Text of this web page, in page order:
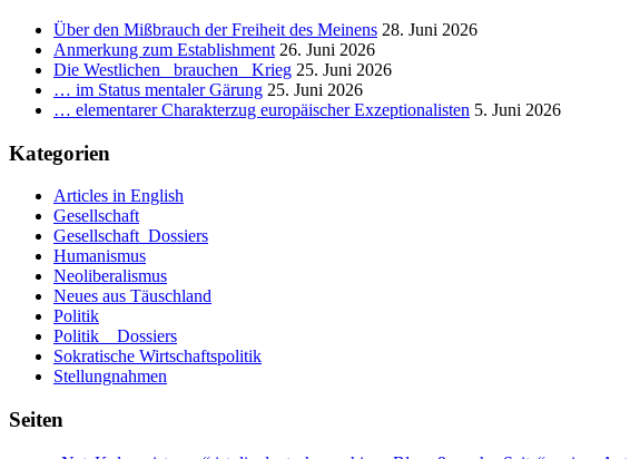
Über den Mißbrauch der Freiheit des Meinens 28. Juni 2026
Anmerkung zum Establishment 26. Juni 2026
Die Westlichen _brauchen_ Krieg 25. Juni 2026
… im Status mentaler Gärung 25. Juni 2026
… elementarer Charakterzug europäischer Exzeptionalisten 5. Juni 2026
Kategorien
Articles in English
Gesellschaft
Gesellschaft_Dossiers
Humanismus
Neoliberalismus
Neues aus Täuschland
Politik
Politik _ Dossiers
Sokratische Wirtschaftspolitik
Stellungnahmen
Seiten